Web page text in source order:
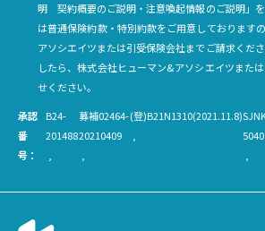
明 契約概要のご説明・注意喚起情報のご説明」
は普通保険約款・特別約款をご用意しております
アソシエイツまたは引受保険会社までご請求くだ
したら、株式会社ヒューマン&アソシエイツまた
せください。
承認
番
号：
B24-
201488
募補02464-
20210409
(登)B21N1310(2021.11.8)